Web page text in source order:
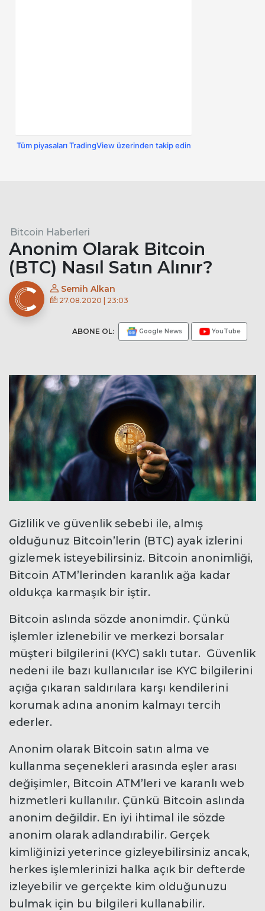
Tüm piyasaları TradingView üzerinden takip edin
Bitcoin Haberleri
Anonim Olarak Bitcoin
(BTC) Nasıl Satın Alınır?
Semih Alkan
27.08.2020 | 23:03
ABONE OL: Google News YouTube
Gizlilik ve güvenlik sebebi ile, almış
olduğunuz Bitcoin’lerin (BTC) ayak izlerini
gizlemek isteyebilirsiniz. Bitcoin anonimliği,
Bitcoin ATM’lerinden karanlık ağa kadar
oldukça karmaşık bir iştir.
Bitcoin aslında sözde anonimdir. Çünkü
işlemler izlenebilir ve merkezi borsalar
müşteri bilgilerini (KYC) saklı tutar. Güvenlik
nedeni ile bazı kullanıcılar ise KYC bilgilerini
açığa çıkaran saldırılara karşı kendilerini
korumak adına anonim kalmayı tercih
ederler.
Anonim olarak Bitcoin satın alma ve
kullanma seçenekleri arasında eşler arası
değişimler, Bitcoin ATM’leri ve karanlı web
hizmetleri kullanılır. Çünkü Bitcoin aslında
anonim değildir. En iyi ihtimal ile sözde
anonim olarak adlandırabilir. Gerçek
kimliğinizi yeterince gizleyebilirsiniz ancak,
herkes işlemlerinizi halka açık bir defterde
izleyebilir ve gerçekte kim olduğunuzu
bulmak için bu bilgileri kullanabilir.